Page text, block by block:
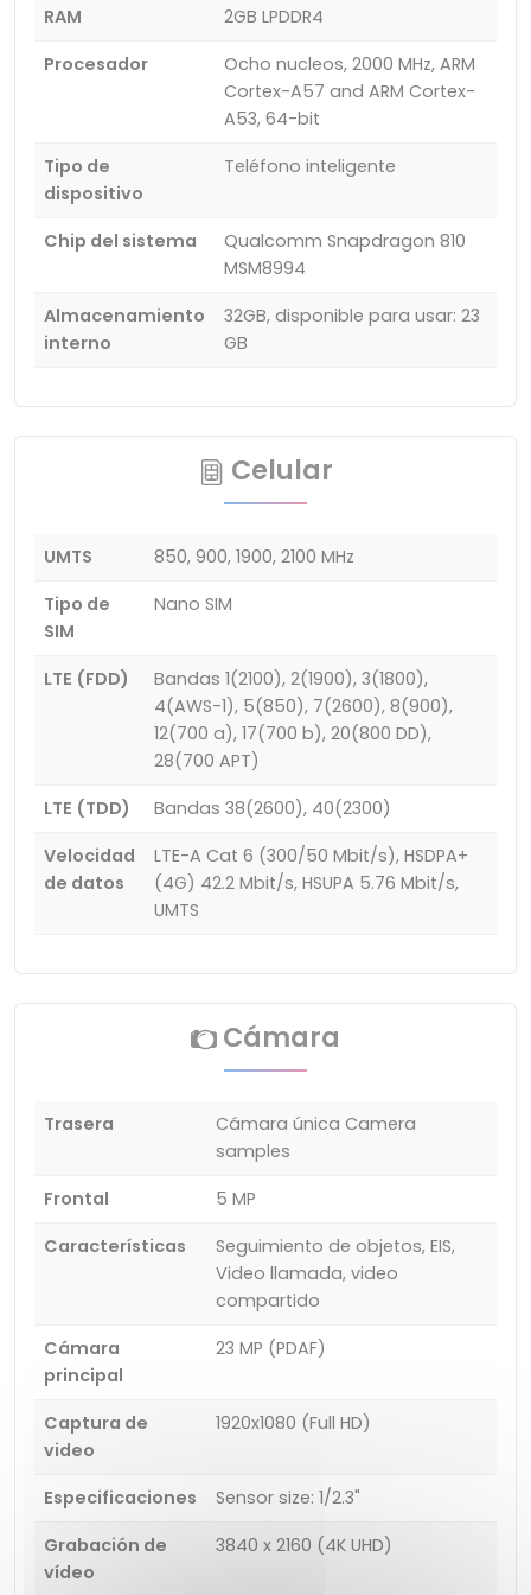
RAM
2GB LPDDR4
Procesador
Ocho nucleos, 2000 MHz, ARM
Cortex-A57 and ARM Cortex-
A53, 64-bit
Tipo de
dispositivo
Teléfono inteligente
Chip del sistema
Qualcomm Snapdragon 810
MSM8994
Almacenamiento
interno
32GB, disponible para usar: 23
GB
Celular
UMTS
850, 900, 1900, 2100 MHz
Tipo de
SIM
Nano SIM
LTE (FDD)
Bandas 1(2100), 2(1900), 3(1800),
4(AWS-1), 5(850), 7(2600), 8(900),
12(700 a), 17(700 b), 20(800 DD),
28(700 APT)
LTE (TDD)
Bandas 38(2600), 40(2300)
Velocidad
de datos
LTE-A Cat 6 (300/50 Mbit/s), HSDPA+
(4G) 42.2 Mbit/s, HSUPA 5.76 Mbit/s,
UMTS
Cámara
Trasera
Cámara única Camera
samples
Frontal
5 MP
Características
Seguimiento de objetos, EIS,
Video llamada, video
compartido
Cámara
principal
23 MP (PDAF)
Captura de
video
1920x1080 (Full HD)
Especificaciones
Sensor size: 1/2.3"
Grabación de
vídeo
3840 x 2160 (4K UHD)